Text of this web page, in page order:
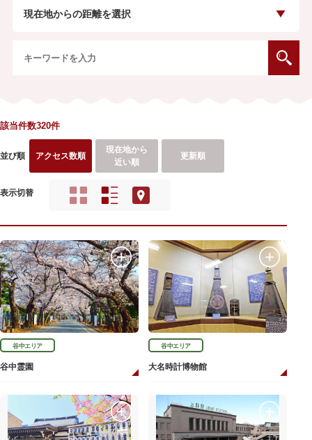
現在地からの距離を選択
該当件数320件
並び順 アクセス数順
現在地から
近い順
更新順
表示切替
谷中エリア
谷中霊園
谷中エリア
大名時計博物館